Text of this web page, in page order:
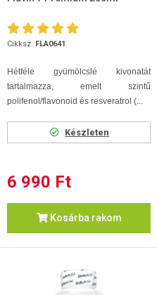
Cikksz. FLA0641
Hétféle gyümölcslé kivonatát
tartalmazza, emelt szintű
polifenol/flavonoid és resveratrol (...
Készleten
6 990 Ft
Kosárba rakom